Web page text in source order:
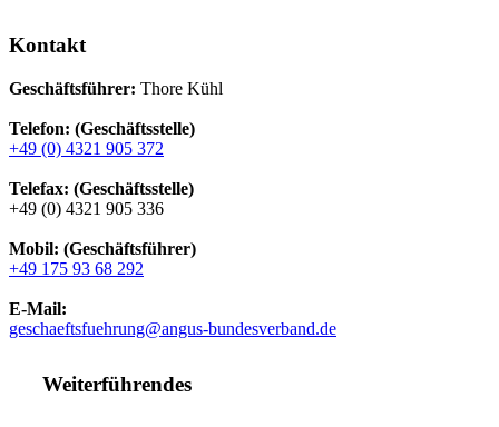
Kontakt
Geschäftsführer: Thore Kühl
Telefon: (Geschäftsstelle)
+49 (0) 4321 905 372
Telefax: (Geschäftsstelle)
+49 (0) 4321 905 336
Mobil: (Geschäftsführer)
+49 175 93 68 292
E-Mail:
geschaeftsfuehrung@angus-bundesverband.de
Weiterführendes